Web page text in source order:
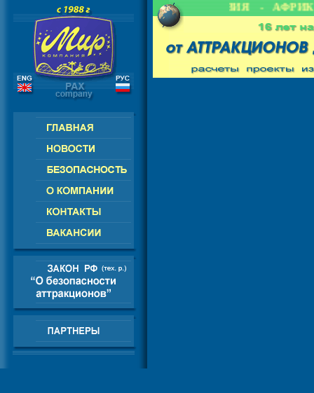
СНГ - ЕВРОПА - АМЕРИКА - АЗИЯ - АФРИКА